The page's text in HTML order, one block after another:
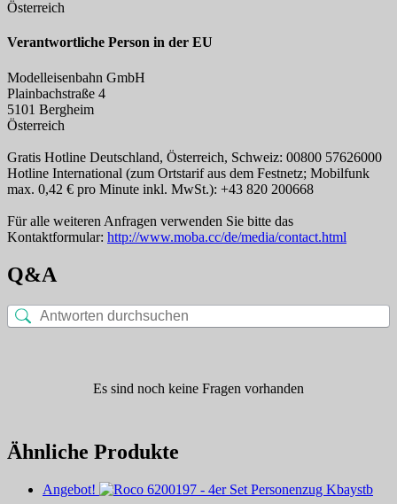
Österreich
Verantwortliche Person in der EU
Modelleisenbahn GmbH
Plainbachstraße 4
5101 Bergheim
Österreich
Gratis Hotline Deutschland, Österreich, Schweiz: 00800 57626000
Hotline International (zum Ortstarif aus dem Festnetz; Mobilfunk
max. 0,42 € pro Minute inkl. MwSt.): +43 820 200668
Für alle weiteren Anfragen verwenden Sie bitte das
Kontaktformular: http://www.moba.cc/de/media/contact.html
Q&A
Es sind noch keine Fragen vorhanden
Ähnliche Produkte
Angebot!